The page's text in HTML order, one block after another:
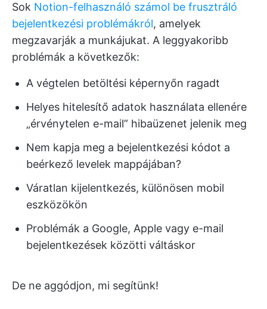
Sok Notion-felhasználó számol be frusztráló
bejelentkezési problémákról, amelyek
megzavarják a munkájukat. A leggyakoribb
problémák a következők:
A végtelen betöltési képernyőn ragadt
Helyes hitelesítő adatok használata ellenére
„érvénytelen e-mail” hibaüzenet jelenik meg
Nem kapja meg a bejelentkezési kódot a
beérkező levelek mappájában?
Váratlan kijelentkezés, különösen mobil
eszközökön
Problémák a Google, Apple vagy e-mail
bejelentkezések közötti váltáskor
De ne aggódjon, mi segítünk!